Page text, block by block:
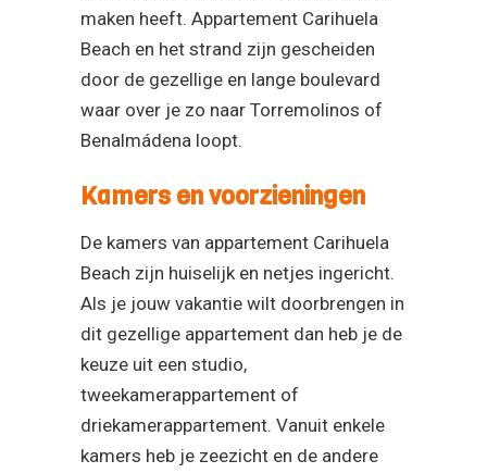
maken heeft. Appartement Carihuela
Beach en het strand zijn gescheiden
door de gezellige en lange boulevard
waar over je zo naar Torremolinos of
Benalmádena loopt.
Kamers en voorzieningen
De kamers van appartement Carihuela
Beach zijn huiselijk en netjes ingericht.
Als je jouw vakantie wilt doorbrengen in
dit gezellige appartement dan heb je de
keuze uit een studio,
tweekamerappartement of
driekamerappartement. Vanuit enkele
kamers heb je zeezicht en de andere